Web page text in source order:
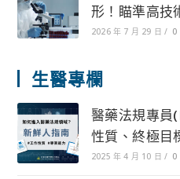
形！瞄準高技
2026 年 7 月 29 日 / 0
生醫專欄
醫藥法規專員
性質、終極目
2025 年 4 月 10 日 / 0